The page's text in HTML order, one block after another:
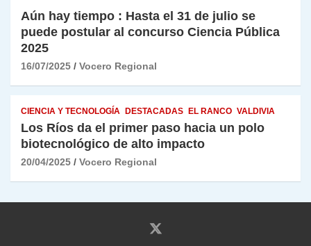
Aún hay tiempo : Hasta el 31 de julio se
puede postular al concurso Ciencia Pública
2025
16/07/2025 Vocero Regional
CIENCIA Y TECNOLOGÍA DESTACADAS EL RANCO VALDIVIA
Los Ríos da el primer paso hacia un polo
biotecnológico de alto impacto
20/04/2025 Vocero Regional